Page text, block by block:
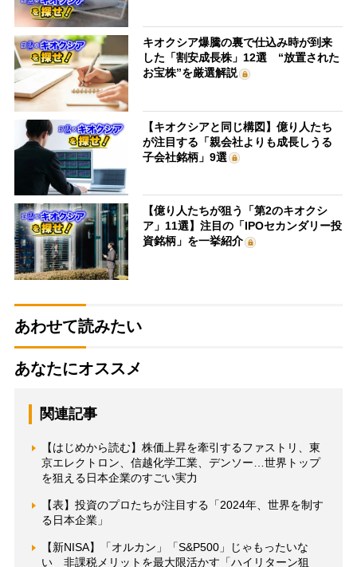
キオクシア爆騰の裏で仕込み時が到来
した「割安成長株」12選 “放置された
お宝株”を厳選解説
【キオクシアと同じ構図】億り人たち
が注目する「親会社よりも成長しうる
子会社銘柄」9選
【億り人たちが狙う「第2のキオクシ
ア」11選】注目の「IPOセカンダリー投
資銘柄」を一挙紹介
あわせて読みたい
あなたにオススメ
関連記事
【はじめから読む】株価上昇を牽引するファストリ、東
京エレクトロン、信越化学工業、デンソー…世界トップ
を狙える日本企業のすごい実力
【表】投資のプロたちが注目する「2024年、世界を制す
る日本企業」
【新NISA】「オルカン」「S&P500」じゃもったいな
い 非課税メリットを最大限活かす「ハイリターン狙